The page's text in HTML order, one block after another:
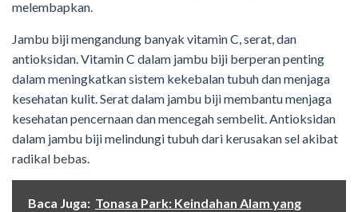
melembapkan.
Jambu biji mengandung banyak vitamin C, serat, dan
antioksidan. Vitamin C dalam jambu biji berperan penting
dalam meningkatkan sistem kekebalan tubuh dan menjaga
kesehatan kulit. Serat dalam jambu biji membantu menjaga
kesehatan pencernaan dan mencegah sembelit. Antioksidan
dalam jambu biji melindungi tubuh dari kerusakan sel akibat
radikal bebas.
Baca Juga: Tonasa Park: Keindahan Alam yang